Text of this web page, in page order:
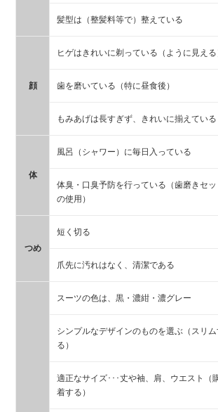
髪型は（整髪料等で）整えている
顔
ヒゲはきれいに剃っている（ように見える
歯を磨いている（特に昼食後）
もみあげは長すぎず、きれいに揃えている
体
風呂（シャワー）に毎日入っている
体臭・口臭予防を行っている（歯磨きセ
の使用）
つめ
短く切る
爪先に汚れはなく、清潔である
スーツの色は、黒・濃紺・濃グレー
シンプルなデザインのものを選ぶ（スリ
る）
適正なサイズ･･･丈や袖、肩、ウエスト（
着する）